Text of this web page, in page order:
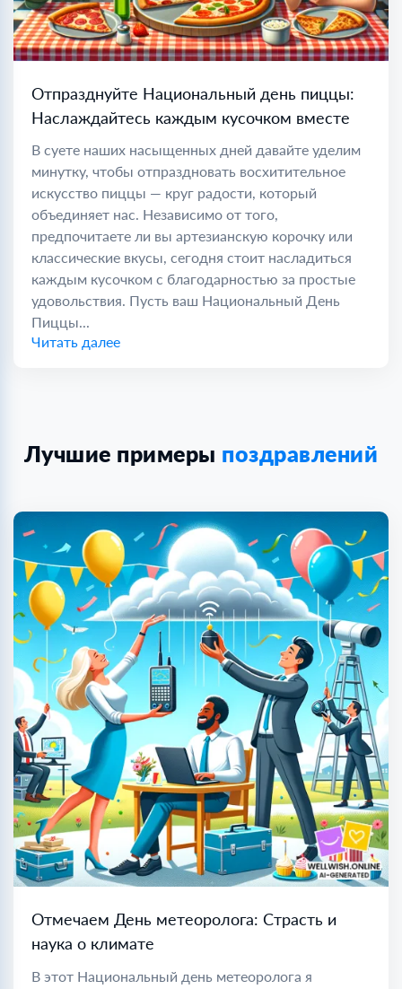
Отпразднуйте Национальный день пиццы:
Наслаждайтесь каждым кусочком вместе
В суете наших насыщенных дней давайте уделим
минутку, чтобы отпраздновать восхитительное
искусство пиццы — круг радости, который
объединяет нас. Независимо от того,
предпочитаете ли вы артезианскую корочку или
классические вкусы, сегодня стоит насладиться
каждым кусочком с благодарностью за простые
удовольствия. Пусть ваш Национальный День
Пиццы...
Читать далее
Лучшие примеры поздравлений
Отмечаем День метеоролога: Страсть и
наука о климате
В этот Национальный день метеоролога я